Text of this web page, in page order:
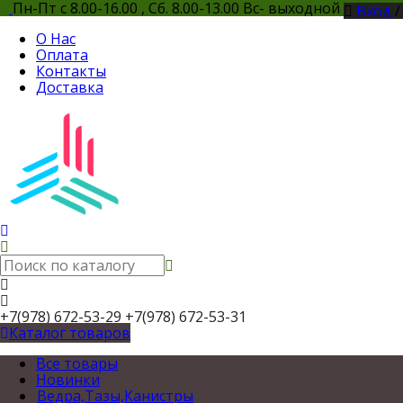
Пн-Пт с 8.00-16.00 , Сб. 8.00-13.00 Вс- выходной Вход /
О Нас
Оплата
Контакты
Доставка
+7(978) 672-53-29 +7(978) 672-53-31
Каталог товаров
Все товары
Новинки
Ведра,Тазы,Канистры